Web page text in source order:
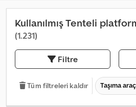
Kullanılmış Tenteli
(1.231)
Filtre
Tüm filtreleri kaldır Taşıma